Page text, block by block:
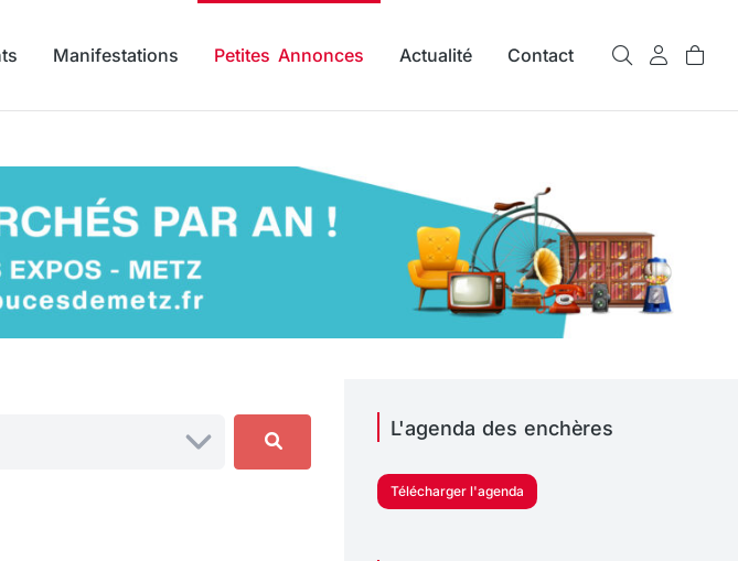
Manifestations Petites Annonces Actualité Contact
L'agenda des enchères
Télécharger l'agenda